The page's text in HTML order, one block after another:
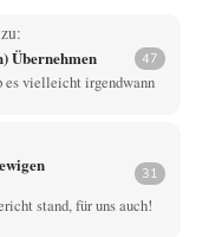
Übernehmen 47
es vielleicht irgendwann
31
stand, für uns auch!